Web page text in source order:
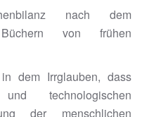
nach dem
von frühen
dem Irrglauben, dass
technologischen
der menschlichen